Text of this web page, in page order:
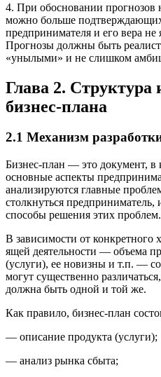
4. При обосновании прогнозов
можно больше
предпринимателя и его вера не
Прогнозы должны быть
«унылыми» и не слишком
Глава 2. Структура
бизнес-плана
2.1 Механизм
Бизнес-план — это документ, в
основные аспекты
анализируются главные
столкнуться
способы решения этих
В зависимости от конкретного
ящей деятельности — объема
(ус­луги), ее новизны и т.п. —
могут существенно
должна быть одной и той же.
Как правило, бизнес-план
— описание продукта (услуги);
— анализ рын­ка сбыта;